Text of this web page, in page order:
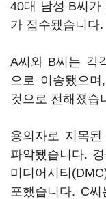
40대 남성 B씨가
가 접수됐습니다.
A씨와 B씨는 각
으로 이송됐으
것으로 전해졌습
용의자로 지목
파악됐습니다.
미디어시티
포했습니다. C